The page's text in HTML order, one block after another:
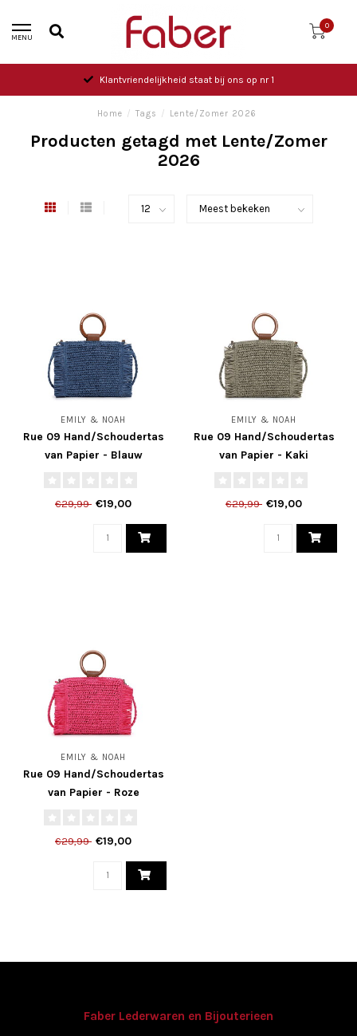
MENU
0
Klantvriendelijkheid staat bij ons op nr 1
Home / Tags / Lente/Zomer 2026
Producten getagd met Lente/Zomer
2026
EMILY & NOAH
Rue 09 Hand/Schoudertas
van Papier - Blauw
€29,99 €19,00
EMILY & NOAH
Rue 09 Hand/Schoudertas
van Papier - Kaki
€29,99 €19,00
EMILY & NOAH
Rue 09 Hand/Schoudertas
van Papier - Roze
€29,99 €19,00
Faber Lederwaren en Bijouterieen